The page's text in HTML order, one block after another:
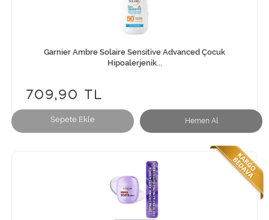
Sepete Ekle Hemen Al
Garnier Ambre Solaire Sensitive Advanced Çocuk
Hipoalerjenik...
709,90 TL